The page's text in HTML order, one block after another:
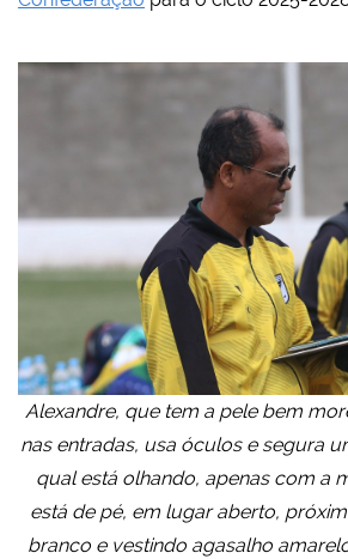
Alexandre, que tem a pele bem
nas entradas, usa óculos e segura
qual está olhando, apenas com a
está de pé, em lugar aberto,
branco e vestindo agasalho